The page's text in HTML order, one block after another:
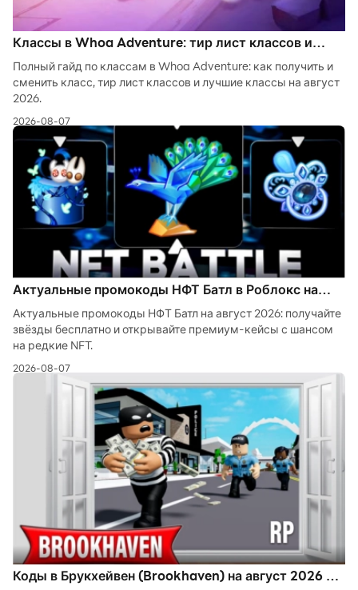
Классы в Whoa Adventure: тир лист классов и
лучшие классы на август 2026
Полный гайд по классам в Whoa Adventure: как получить и
сменить класс, тир лист классов и лучшие классы на август
2026.
2026-08-07
Актуальные промокоды НФТ Батл в Роблокс на
август 2026
Актуальные промокоды НФТ Батл на август 2026: получайте
звёзды бесплатно и открывайте премиум-кейсы с шансом
на редкие NFT.
2026-08-07
Коды в Брукхейвен (Brookhaven) на август 2026 —